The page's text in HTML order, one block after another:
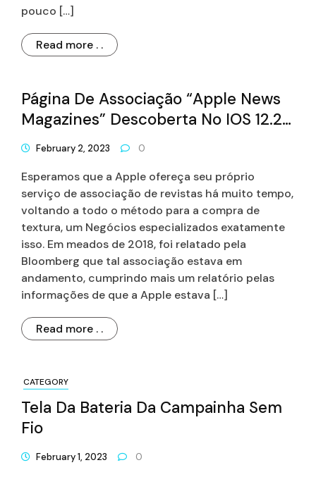
pouco […]
Read more . .
Página De Associação “Apple News
Magazines” Descoberta No IOS 12.2
Beta News App
February 2, 2023 0
Esperamos que a Apple ofereça seu próprio
serviço de associação de revistas há muito tempo,
voltando a todo o método para a compra de
textura, um Negócios especializados exatamente
isso. Em meados de 2018, foi relatado pela
Bloomberg que tal associação estava em
andamento, cumprindo mais um relatório pelas
informações de que a Apple estava […]
Read more . .
CATEGORY
Tela Da Bateria Da Campainha Sem
Fio
February 1, 2023 0